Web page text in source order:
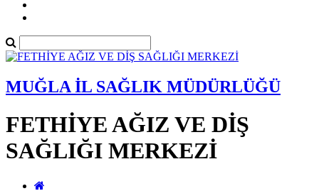
MUĞLA İL SAĞLIK MÜDÜRLÜĞÜ
FETHİYE AĞIZ VE DİŞ
SAĞLIĞI MERKEZİ